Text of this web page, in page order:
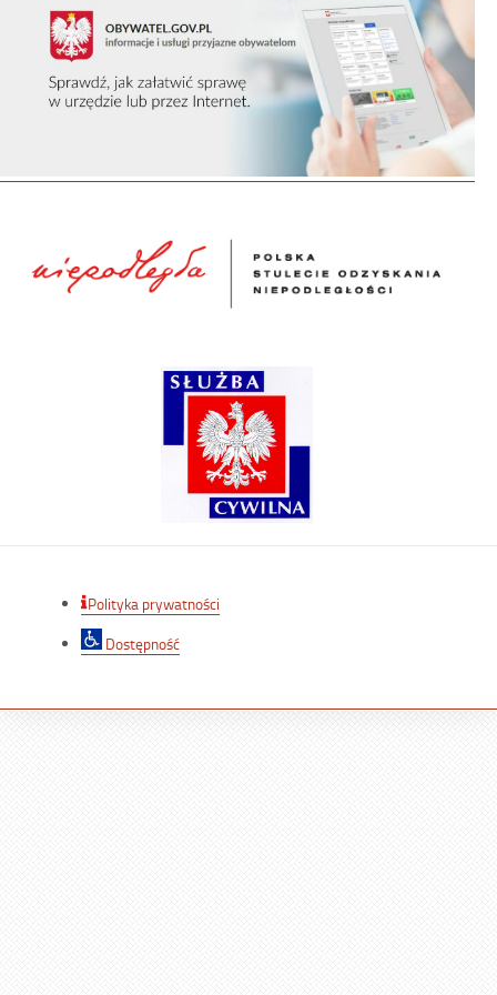
Polityka prywatności
Dostępność